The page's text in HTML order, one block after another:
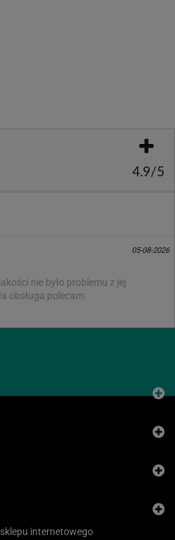
4.9/5
05-08-2026
nie było problemu z jej
obsługa polecam